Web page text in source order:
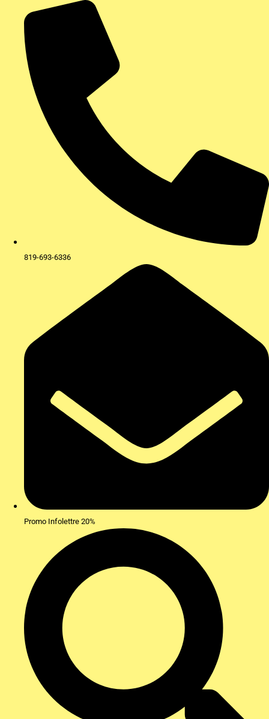
contenu
819-693-6336
Promo Infolettre 20%